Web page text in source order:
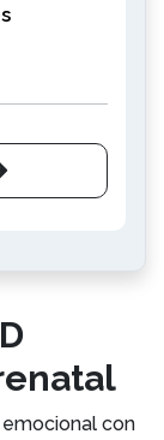
con